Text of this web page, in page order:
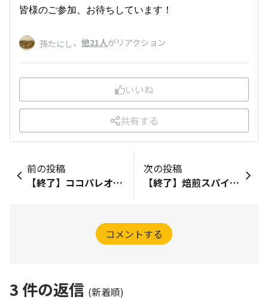
皆様のご参加、お待ちしています！
孫たにし、 他21人がリアクション
いいね
共有する
前の投稿
【終了】ココパレオープン記念キャンペーン
次の投稿
【終了】焙煎スパイスのチキンカレー&チキンと夏野菜カレー！感想投稿キャンペーン
コメントする
3 件の返信 (新着順)